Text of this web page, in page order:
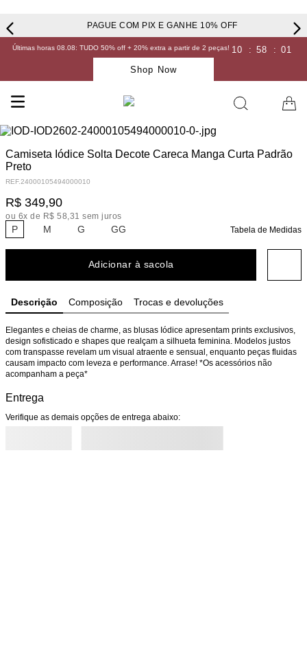
PAGUE COM PIX E GANHE 10% OFF
Últimas horas 08.08: TUDO 50% off + 20% extra a partir de 2 peças! 10 : 58 : 01
Shop Now
Camiseta Iódice Solta Decote Careca Manga Curta Padrão
Preto
REF.24000105494000010
R$ 349,90
ou 6x de R$ 58,31 sem juros
P M G GG Tabela de Medidas
Adicionar à sacola
Descrição Composição Trocas e devoluções
Elegantes e cheias de charme, as blusas Iódice apresentam prints exclusivos,
design sofisticado e shapes que realçam a silhueta feminina. Modelos justos
com transpasse revelam um visual atraente e sensual, enquanto peças fluidas
causam impacto com leveza e performance. Arrase! *Os acessórios não
acompanham a peça*
Entrega
Verifique as demais opções de entrega abaixo: